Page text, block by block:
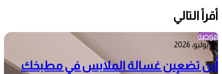
أقرأ التالي
موضة
23 يوليو، 2026
أين تضعين غسالة الملابس في مطبخك